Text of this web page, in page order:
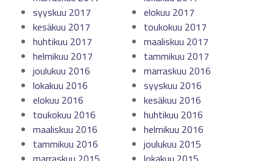
syyskuu 2017
elokuu 2017
kesäkuu 2017
toukokuu 2017
huhtikuu 2017
maaliskuu 2017
helmikuu 2017
tammikuu 2017
joulukuu 2016
marraskuu 2016
lokakuu 2016
syyskuu 2016
elokuu 2016
kesäkuu 2016
toukokuu 2016
huhtikuu 2016
maaliskuu 2016
helmikuu 2016
tammikuu 2016
joulukuu 2015